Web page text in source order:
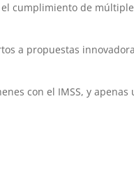
cumplimiento de
a propuestas
con el IMSS, y